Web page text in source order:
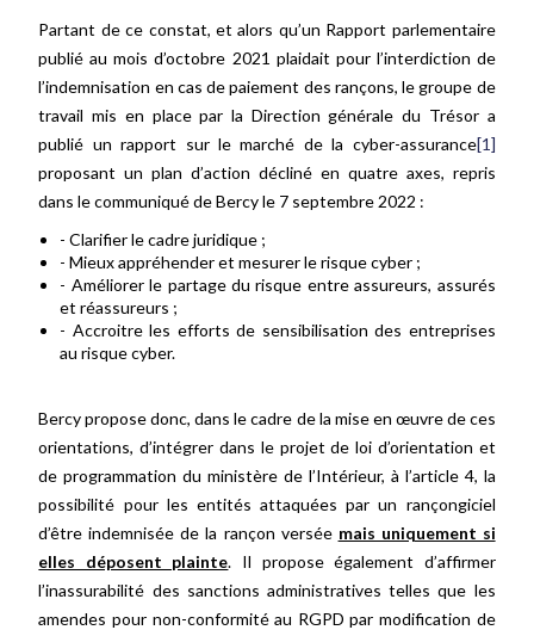
Partant de ce constat, et alors qu’un Rapport parlementaire
publié au mois d’octobre 2021 plaidait pour l’interdiction de
l’indemnisation en cas de paiement des rançons, le groupe de
travail mis en place par la Direction générale du Trésor a
publié un rapport sur le marché de la cyber-assurance[1]
proposant un plan d’action décliné en quatre axes, repris
dans le communiqué de Bercy le 7 septembre 2022 :
- Clarifier le cadre juridique ;
- Mieux appréhender et mesurer le risque cyber ;
- Améliorer le partage du risque entre assureurs, assurés
et réassureurs ;
- Accroitre les efforts de sensibilisation des entreprises
au risque cyber.
Bercy propose donc, dans le cadre de la mise en œuvre de ces
orientations, d’intégrer dans le projet de loi d’orientation et
de programmation du ministère de l’Intérieur, à l’article 4, la
possibilité pour les entités attaquées par un rançongiciel
d’être indemnisée de la rançon versée mais uniquement si
elles déposent plainte. Il propose également d’affirmer
l’inassurabilité des sanctions administratives telles que les
amendes pour non-conformité au RGPD par modification de